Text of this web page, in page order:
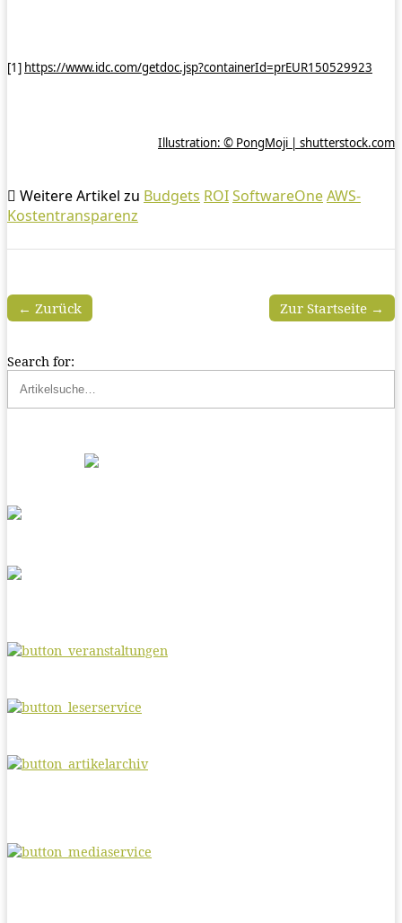
[1] https://www.idc.com/getdoc.jsp?containerId=prEUR150529923
Illustration: © PongMoji | shutterstock.com
Weitere Artikel zu Budgets ROISoftwareOneAWS-
Kostentransparenz
Zur Startseite →
← Zurück
Search for: